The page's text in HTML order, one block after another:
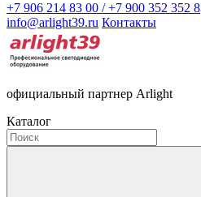
+7 906 214 83 00 / +7 900 352 352 8
info@arlight39.ru Контакты
официальный партнер Arlight
Каталог